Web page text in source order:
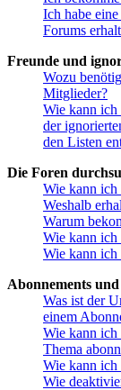
Ich habe
Forums
Freunde und
Wozu
Mitglieder?
Wie kann
der
den Listen
Die Foren
Wie kann ich
Weshalb
Warum
Wie kann ich
Wie kann ich
Abonnements und
Was ist der
einem
Wie kann ich
Thema
Wie kann ich
Wie